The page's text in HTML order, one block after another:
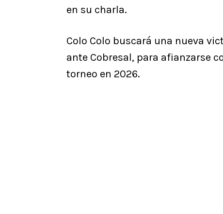
en su charla.
Colo Colo buscará una nueva
ante Cobresal, para afianzarse
torneo en 2026.